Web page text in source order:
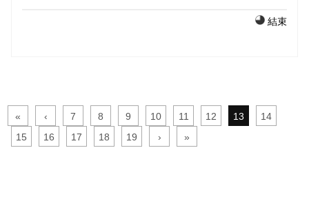
色。我們設立美女糾察隊這個頻道，就是希望大家可以透過我
結束
« ‹ 7 8 9 10 11 12 13
14
15
16 17 18 19 › »